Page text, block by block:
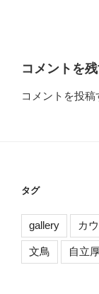
コメントを
コメントを投稿
タグ
gallery カ
文鳥 自立